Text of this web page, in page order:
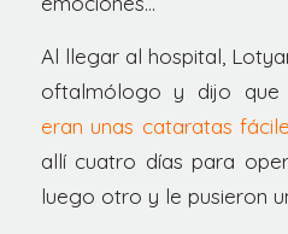
Al llegar al hospital,
oftalmólogo y dijo
eran unas cataratas
allí cuatro días para
luego otro y le pusieron